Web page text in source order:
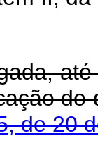
de 20